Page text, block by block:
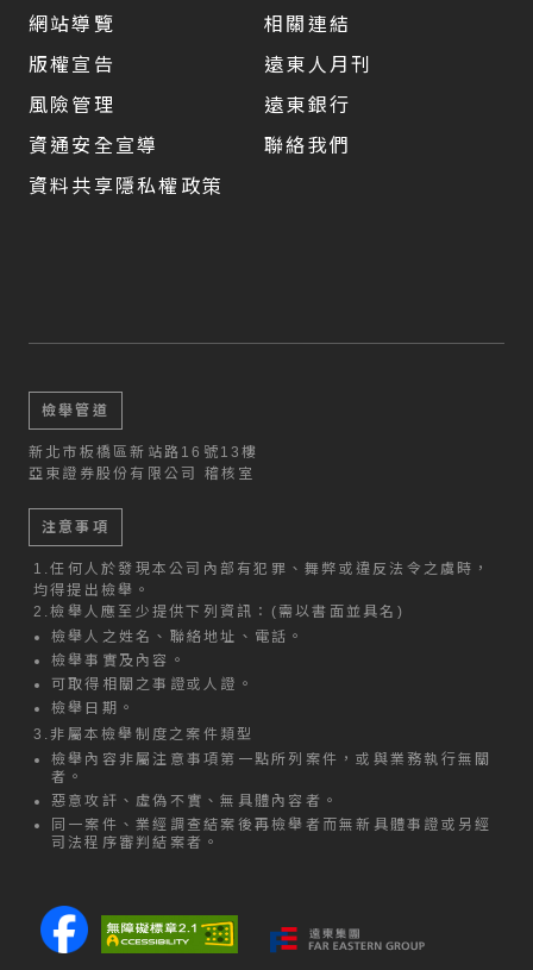
網站導覽
版權宣告
風險管理
資通安全宣導
資料共享隱私權政策
相關連結
遠東人月刊
遠東銀行
聯絡我們
檢舉管道
新北市板橋區新站路16號13樓
亞東證券股份有限公司 稽核室
注意事項
1.任何人於發現本公司內部有犯罪、舞弊或違反法令之虞時，
均得提出檢舉。
2.檢舉人應至少提供下列資訊：(需以書面並具名)
檢舉人之姓名、聯絡地址、電話。
檢舉事實及內容。
可取得相關之事證或人證。
檢舉日期。
3.非屬本檢舉制度之案件類型
檢舉內容非屬注意事項第一點所列案件，或與業務執行無關
者。
惡意攻訐、虛偽不實、無具體內容者。
同一案件、業經調查結案後再檢舉者而無新具體事證或另經
司法程序審判結案者。